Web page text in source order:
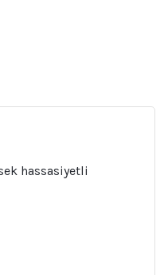
hassasiyetli